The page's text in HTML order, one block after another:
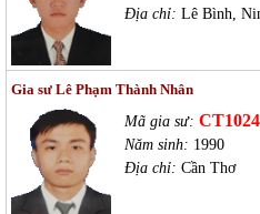
Địa chỉ: Lê Bình,
Gia sư Lê Phạm Thành Nhân
Mã gia sư: CT1024
Năm sinh: 1990
Địa chỉ: Cần Thơ